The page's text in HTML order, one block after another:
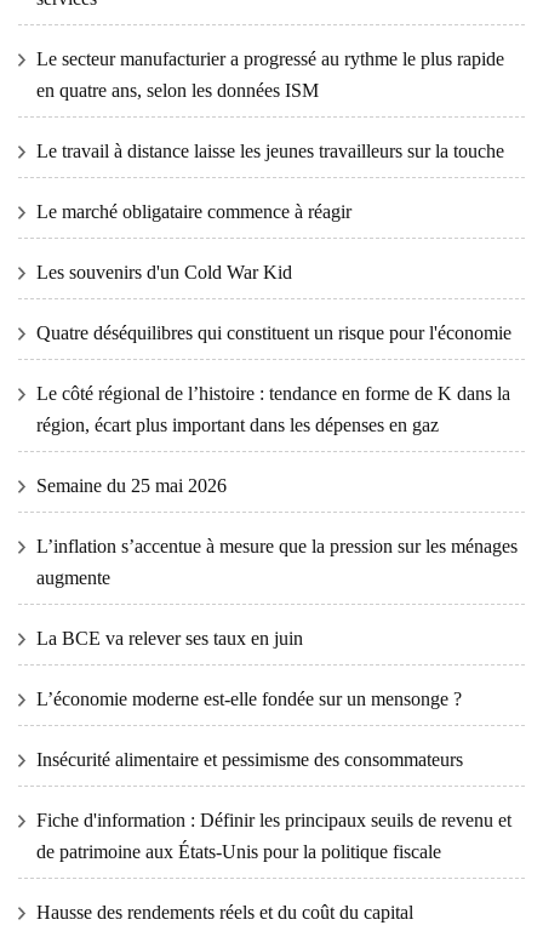
Le secteur manufacturier a progressé au rythme le plus rapide
en quatre ans, selon les données ISM
Le travail à distance laisse les jeunes travailleurs sur la touche
Le marché obligataire commence à réagir
Les souvenirs d'un Cold War Kid
Quatre déséquilibres qui constituent un risque pour l'économie
Le côté régional de l’histoire : tendance en forme de K dans la
région, écart plus important dans les dépenses en gaz
Semaine du 25 mai 2026
L’inflation s’accentue à mesure que la pression sur les ménages
augmente
La BCE va relever ses taux en juin
L’économie moderne est-elle fondée sur un mensonge ?
Insécurité alimentaire et pessimisme des consommateurs
Fiche d'information : Définir les principaux seuils de revenu et
de patrimoine aux États-Unis pour la politique fiscale
Hausse des rendements réels et du coût du capital